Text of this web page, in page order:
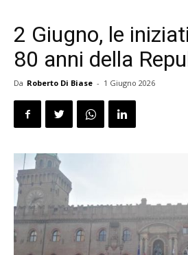
2 Giugno, le
80 anni della
Da Roberto Di Biase - 1 Giugno 2026